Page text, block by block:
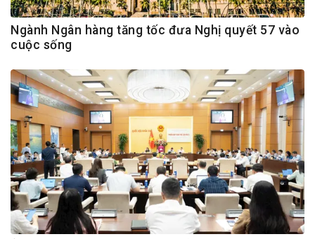
Ngành Ngân hàng tăng tốc đưa Nghị quyết 57 vào
cuộc sống